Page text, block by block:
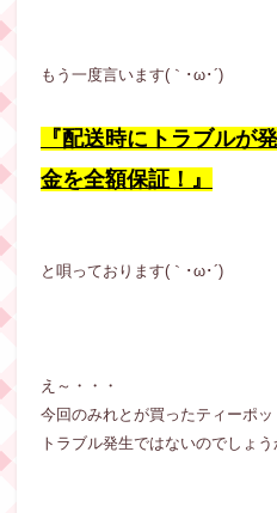
もう一度言います(｀･ω･´)
『配送時にトラブルが
金を全額保証！』
と唄っております(｀･ω･´)
え～・・・
今回のみれとが買ったティーポ
トラブル発生ではないのでしょう